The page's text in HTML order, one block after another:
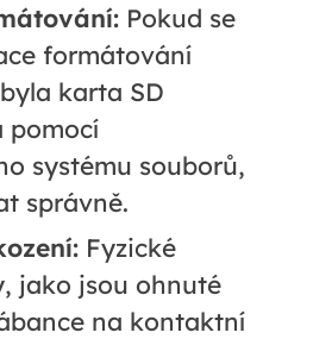
Pokud se
formátování
karta SD
pomocí
systému souborů,
správně.
Fyzické
jako jsou ohnuté
na kontaktní